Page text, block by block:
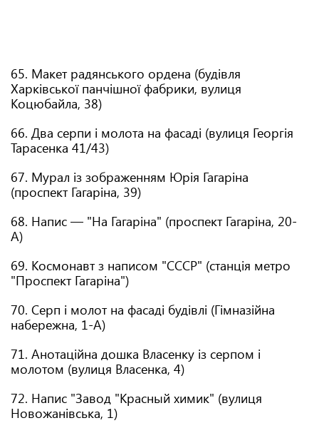
65. Макет радянського ордена (будівля
Харківської панчішної фабрики, вулиця
Коцюбайла, 38)
66. Два серпи і молота на фасаді (вулиця Георгія
Тарасенка 41/43)
67. Мурал із зображенням Юрія Гагаріна
(проспект Гагаріна, 39)
68. Напис — "На Гагаріна" (проспект Гагаріна, 20-
А)
69. Космонавт з написом "СССР" (станція метро
"Проспект Гагаріна")
70. Серп і молот на фасаді будівлі (Гімназійна
набережна, 1-А)
71. Анотаційна дошка Власенку із серпом і
молотом (вулиця Власенка, 4)
72. Напис "Завод "Красный химик" (вулиця
Новожанівська, 1)